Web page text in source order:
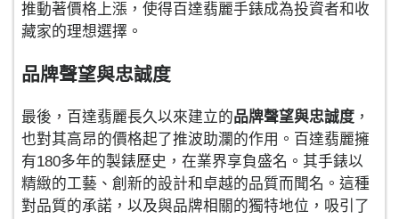
推動著價格上漲，使得百達翡麗手錶成為投資者和收
藏家的理想選擇。
品牌聲望與忠誠度
最後，百達翡麗長久以來建立的品牌聲望與忠誠度 ，
也對其高昂的價格起了推波助瀾的作用。百達翡麗擁
有180多年的製錶歷史，在業界享負盛名。其手錶以
精緻的工藝、創新的設計和卓越的品質而聞名。這種
對品質的承諾，以及與品牌相關的獨特地位，吸引了